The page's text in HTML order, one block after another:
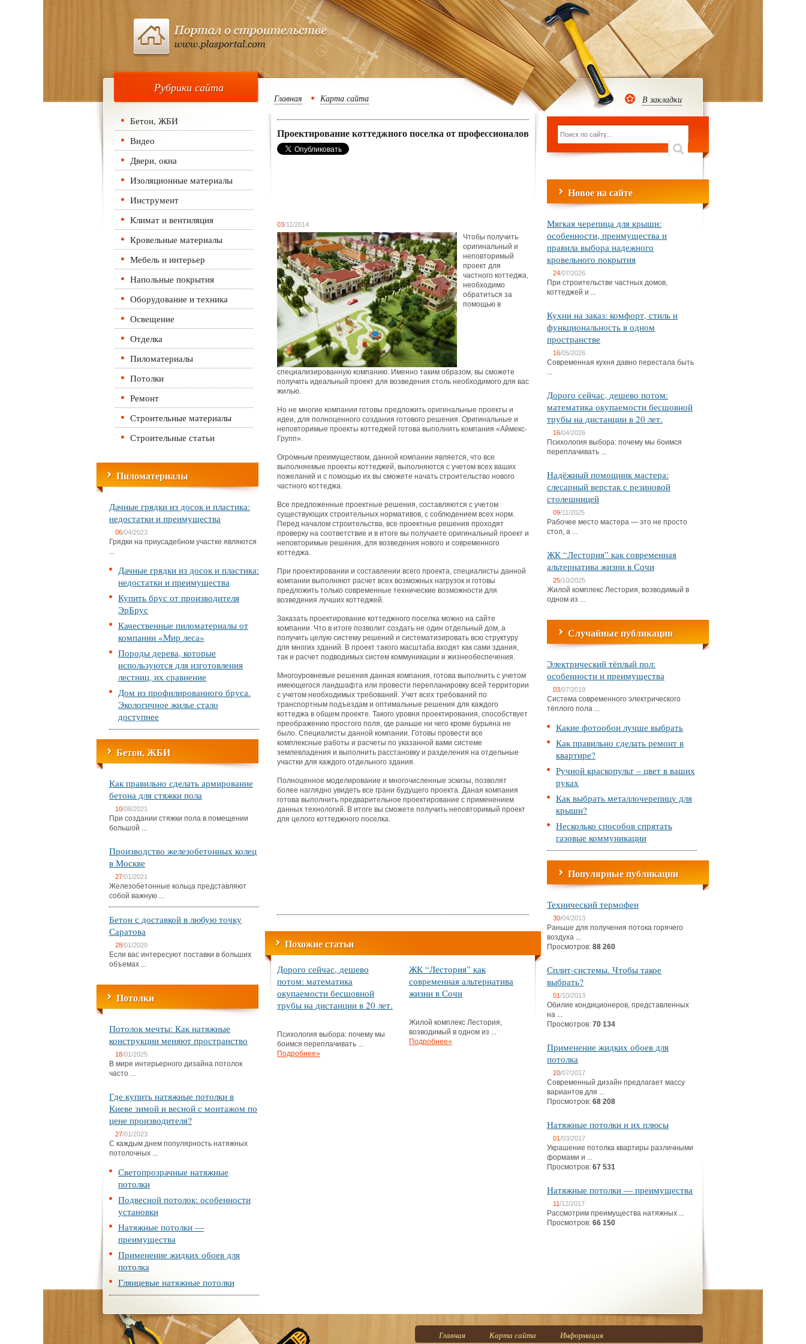
Рубрики сайта
Бетон, ЖБИ
Видео
Двери, окна
Изоляционные материалы
Инструмент
Климат и вентиляция
Кровельные материалы
Мебель и интерьер
Напольные покрытия
Оборудование и техника
Освещение
Отделка
Пиломатериалы
Потолки
Ремонт
Строительные материалы
Строительные статьи
Пиломатериалы
Дачные грядки из досок и пластика:
недостатки и преимущества
06/04/2023
Грядки на приусадебном участке являются
...
Дачные грядки из досок и пластика:
недостатки и преимущества
Купить брус от производителя
ЭрБрус
Качественные пиломатериалы от
компании «Мир леса»
Породы дерева, которые
используются для изготовления
лестниц, их сравнение
Дом из профилированного бруса.
Экологичное жилье стало
доступнее
Бетон, ЖБИ
Как правильно сделать армирование
бетона для стяжки пола
10/08/2021
При создании стяжки пола в помещении
большой ...
Производство железобетонных колец
в Москве
27/01/2021
Железобетонные кольца представляют
собой важную ...
Бетон с доставкой в любую точку
Саратова
28/01/2020
Если вас интересуют поставки в больших
объемах ...
Потолки
Потолок мечты: Как натяжные
конструкции меняют пространство
18/01/2025
В мире интерьерного дизайна потолок
часто ...
Где купить натяжные потолки в
Киеве зимой и весной с монтажом по
цене производителя?
27/01/2023
С каждым днем популярность натяжных
потолочных ...
Светопрозрачные натяжные
потолки
Подвесной потолок: особенности
установки
Натяжные потолки —
преимущества
Применение жидких обоев для
потолка
Глянцевые натяжные потолки
Главная Карта сайта
Проектирование коттеджного поселка от профессионалов
03/11/2014
Чтобы получить
оригинальный и
неповторимый
проект для
частного коттеджа,
необходимо
обратиться за
помощью в
специализированную компанию. Именно таким образом, вы сможете
получить идеальный проект для возведения столь необходимого для вас
жилью.
Но не многие компании готовы предложить оригинальные проекты и
идеи, для полноценного создания готового решения. Оригинальные и
неповторимые проекты коттеджей готова выполнить компания «Аймекс-
Групп».
Огромным преимуществом, данной компании является, что все
выполняемые проекты коттеджей, выполняются с учетом всех ваших
пожеланий и с помощью их вы сможете начать строительство нового
частного коттеджа.
Все предложенные проектные решения, составляются с учетом
существующих строительных нормативов, с соблюдением всех норм.
Перед началом строительства, все проектные решения проходят
проверку на соответствие и в итоге вы получаете оригинальный проект и
неповторимые решения, для возведения нового и современного
коттеджа.
При проектировании и составлении всего проекта, специалисты данной
компании выполняют расчет всех возможных нагрузок и готовы
предложить только современные технические возможности для
возведения лучших коттеджей.
Заказать проектирование коттеджного поселка можно на сайте
компании. Что в итоге позволит создать не один отдельный дом, а
получить целую систему решений и систематизировать всю структуру
для многих зданий. В проект такого масштаба входят как сами здания,
так и расчет подводимых систем коммуникации и жизнеобеспечения.
Многоуровневые решения данная компания, готова выполнить с учетом
имеющегося ландшафта или провести перепланировку всей территории
с учетом необходимых требований. Учет всех требований по
транспортным подъездам и оптимальные решения для каждого
коттеджа в общем проекте. Такого уровня проектирования, способствует
преображению простого поля, где раньше ни чего кроме бурьяна не
было. Специалисты данной компании. Готовы провести все
комплексные работы и расчеты по указанной вами системе
землевладения и выполнить расстановку и разделения на отдельные
участки для каждого отдельного здания.
Полноценное моделирование и многочисленные эскизы, позволят
более наглядно увидеть все грани будущего проекта. Даная компания
готова выполнить предварительное проектирование с применением
данных технологий. В итоге вы сможете получить неповторимый проект
для целого коттеджного поселка.
Похожие статьи
Дорого сейчас, дешево
потом: математика
окупаемости бесшовной
трубы на дистанции в 20 лет.
Психология выбора: почему мы
боимся переплачивать ...
Подробнее»
ЖК “Лестория” как
современная альтернатива
жизни в Сочи
Жилой комплекс Лестория,
возводимый в одном из ...
Подробнее»
В закладки
Новое на сайте
Мягкая черепица для крыши:
особенности, преимущества и
правила выбора надежного
кровельного покрытия
24/07/2026
При строительстве частных домов,
коттеджей и ...
Кухни на заказ: комфорт, стиль и
функциональность в одном
пространстве
16/05/2026
Современная кухня давно перестала быть
...
Дорого сейчас, дешево потом:
математика окупаемости бесшовной
трубы на дистанции в 20 лет.
16/04/2026
Психология выбора: почему мы боимся
переплачивать ...
Надёжный помощник мастера:
слесарный верстак с резиновой
столешницей
09/11/2025
Рабочее место мастера — это не просто
стол, а ...
ЖК “Лестория” как современная
альтернатива жизни в Сочи
25/10/2025
Жилой комплекс Лестория, возводимый в
одном из ...
Случайные публикации
Электрический тёплый пол:
особенности и преимущества
03/07/2019
Система современного электрического
тёплого пола ...
Какие фотообои лучше выбрать
Как правильно сделать ремонт в
квартире?
Ручной краскопульт – цвет в ваших
руках
Как выбрать металлочерепицу для
крыши?
Несколько способов спрятать
газовые коммуникации
Популярные публикации
Технический термофен
30/04/2013
Раньше для получения потока горячего
воздуха ...
Просмотров: 88 260
Сплит-системы. Чтобы такое
выбрать?
01/10/2013
Обилие кондиционеров, представленных
на ...
Просмотров: 70 134
Применение жидких обоев для
потолка
20/07/2017
Современный дизайн предлагает массу
вариантов для ...
Просмотров: 68 208
Натяжные потолки и их плюсы
01/03/2017
Украшение потолка квартиры различными
формами и ...
Просмотров: 67 531
Натяжные потолки — преимущества
11/12/2017
Рассмотрим преимущества натяжных ...
Просмотров: 66 150
Главная Карта сайта Информация